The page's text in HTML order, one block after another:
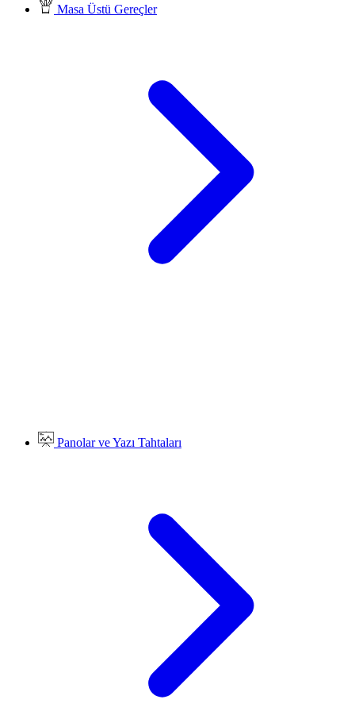
Masa Üstü Gereçler
Panolar ve Yazı Tahtaları